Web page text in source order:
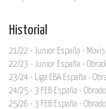
Historial
21/22 - Junior España -
22/23 - Junior España -
23/24 - Liga EBA España -
24/25 - 3 FEB España -
25/26 - 3 FEB España -